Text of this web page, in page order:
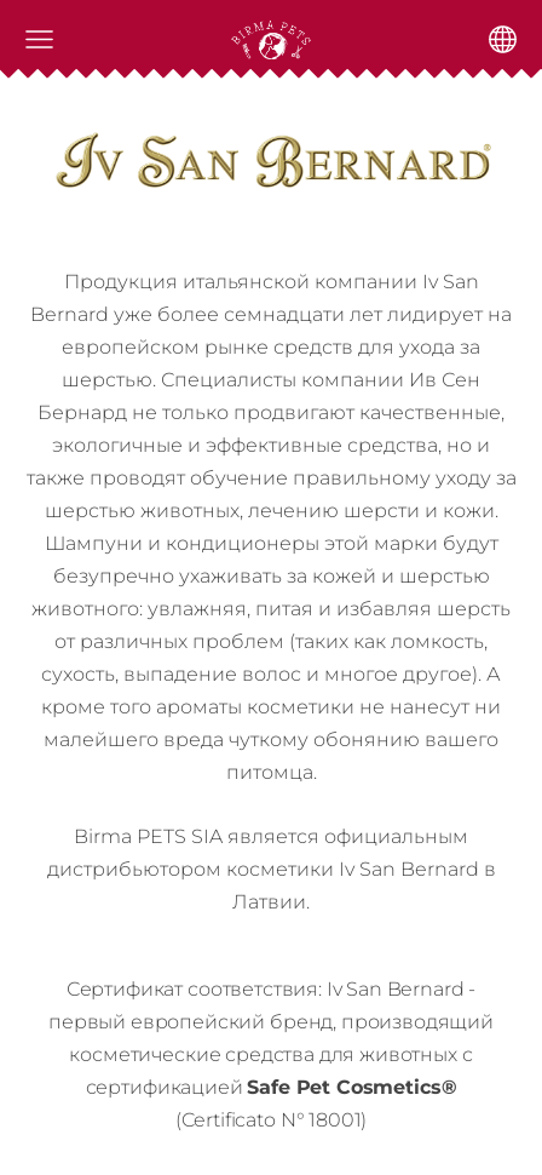
Продукция итальянской компании Iv San
Bernard уже более семнадцати лет лидирует на
европейском рынке средств для ухода за
шерстью. Специалисты компании Ив Сен
Бернард не только продвигают качественные,
экологичные и эффективные средства, но и
также проводят обучение правильному уходу за
шерстью животных, лечению шерсти и кожи.
Шампуни и кондиционеры этой марки будут
безупречно ухаживать за кожей и шерстью
животного: увлажняя, питая и избавляя шерсть
от различных проблем (таких как ломкость,
сухость, выпадение волос и многое другое). А
кроме того ароматы косметики не нанесут ни
малейшего вреда чуткому обонянию вашего
питомца.
Birma PETS SIA является официальным
дистрибьютором косметики Iv San Bernard в
Латвии.
Сертификат соответствия: Iv San Bernard -
первый европейский бренд, производящий
косметические средства для животных с
сертификацией Safe Pet Cosmetics®
(Certificato N° 18001)